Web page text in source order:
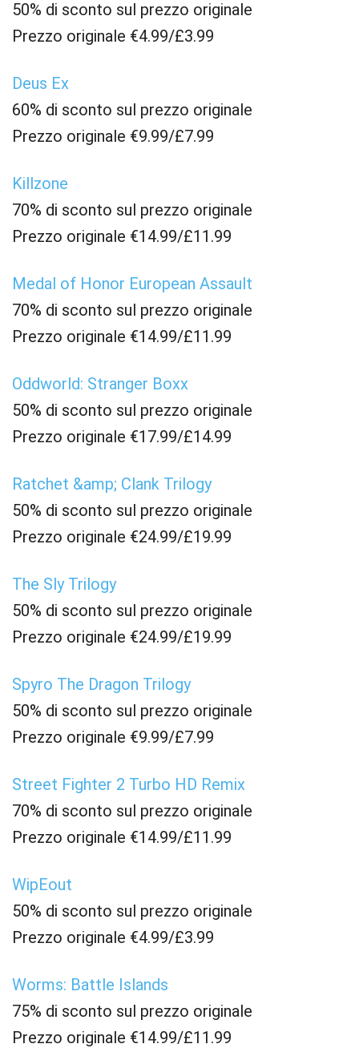
50% di sconto sul prezzo originale
Prezzo originale €4.99/£3.99
Deus Ex
60% di sconto sul prezzo originale
Prezzo originale €9.99/£7.99
Killzone
70% di sconto sul prezzo originale
Prezzo originale €14.99/£11.99
Medal of Honor European Assault
70% di sconto sul prezzo originale
Prezzo originale €14.99/£11.99
Oddworld: Stranger Boxx
50% di sconto sul prezzo originale
Prezzo originale €17.99/£14.99
Ratchet &amp; Clank Trilogy
50% di sconto sul prezzo originale
Prezzo originale €24.99/£19.99
The Sly Trilogy
50% di sconto sul prezzo originale
Prezzo originale €24.99/£19.99
Spyro The Dragon Trilogy
50% di sconto sul prezzo originale
Prezzo originale €9.99/£7.99
Street Fighter 2 Turbo HD Remix
70% di sconto sul prezzo originale
Prezzo originale €14.99/£11.99
WipEout
50% di sconto sul prezzo originale
Prezzo originale €4.99/£3.99
Worms: Battle Islands
75% di sconto sul prezzo originale
Prezzo originale €14.99/£11.99